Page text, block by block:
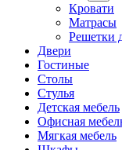
Кровати
Матрасы
Решетки
Двери
Гостиные
Столы
Стулья
Детская мебель
Офисная
Мягкая мебель